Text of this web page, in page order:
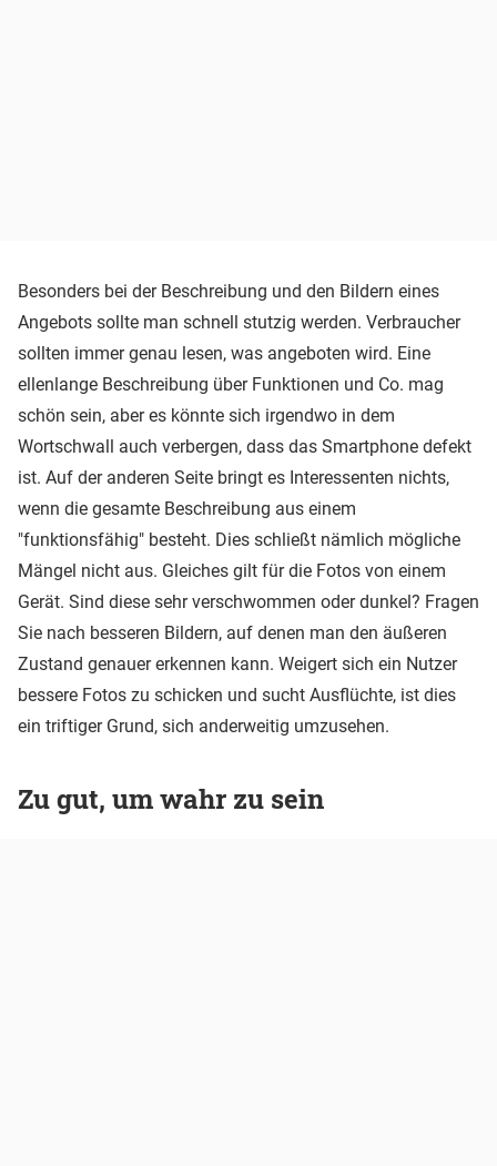
Besonders bei der Beschreibung und den Bildern eines
Angebots sollte man schnell stutzig werden. Verbraucher
sollten immer genau lesen, was angeboten wird. Eine
ellenlange Beschreibung über Funktionen und Co. mag
schön sein, aber es könnte sich irgendwo in dem
Wortschwall auch verbergen, dass das Smartphone defekt
ist. Auf der anderen Seite bringt es Interessenten nichts,
wenn die gesamte Beschreibung aus einem
"funktionsfähig" besteht. Dies schließt nämlich mögliche
Mängel nicht aus. Gleiches gilt für die Fotos von einem
Gerät. Sind diese sehr verschwommen oder dunkel? Fragen
Sie nach besseren Bildern, auf denen man den äußeren
Zustand genauer erkennen kann. Weigert sich ein Nutzer
bessere Fotos zu schicken und sucht Ausflüchte, ist dies
ein triftiger Grund, sich anderweitig umzusehen.
Zu gut, um wahr zu sein